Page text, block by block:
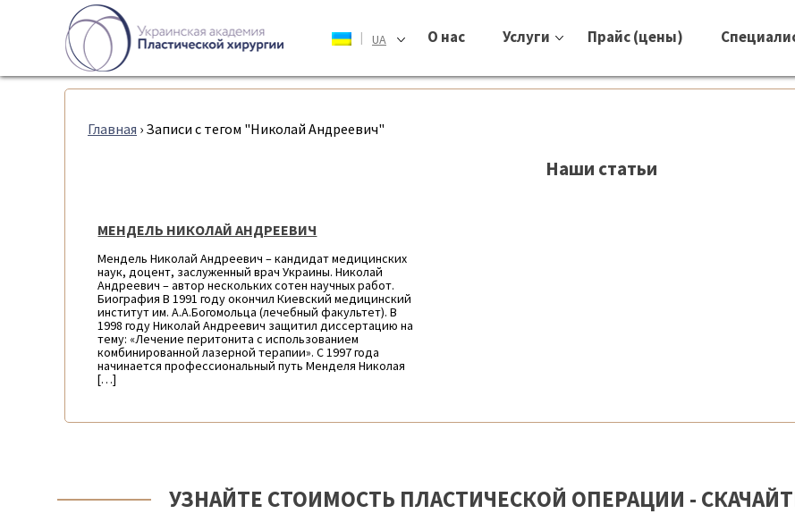
| UA О нас Услуги Прайс (цены)
Главная › Записи с тегом "Николай Андреевич"
Наши статьи
МЕНДЕЛЬ НИКОЛАЙ АНДРЕЕВИЧ
Мендель Николай Андреевич – кандидат медицинских
наук, доцент, заслуженный врач Украины. Николай
Андреевич – автор нескольких сотен научных работ.
Биография В 1991 году окончил Киевский медицинский
институт им. А.А.Богомольца (лечебный факультет). В
1998 году Николай Андреевич защитил диссертацию на
тему: «Лечение перитонита с использованием
комбинированной лазерной терапии». С 1997 года
начинается профессиональный путь Менделя Николая
[…]
УЗНАЙТЕ СТОИМОСТЬ ПЛАСТИЧЕСКОЙ ОПЕРАЦИИ -